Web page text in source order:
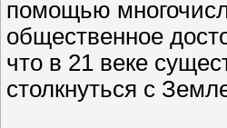
помощью
общественное
что в 21 веке
столкнуться с